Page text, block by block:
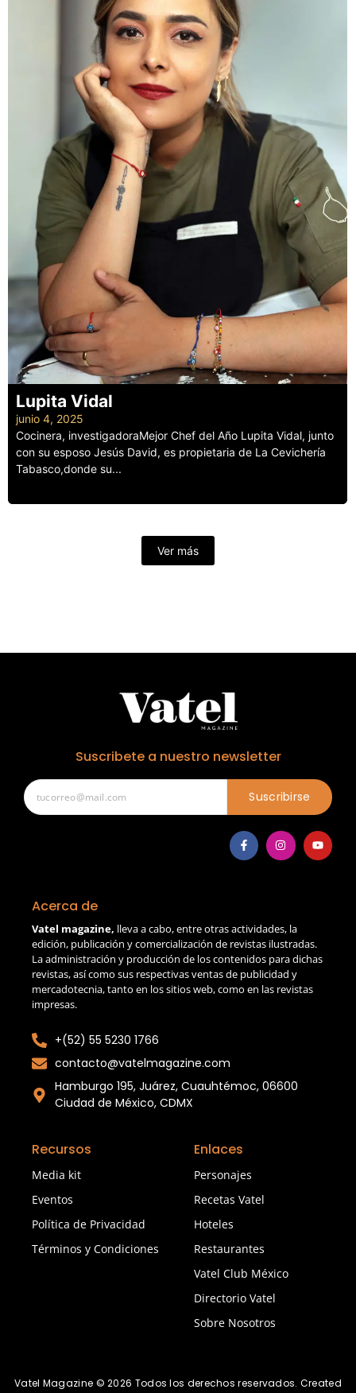
Lupita Vidal
junio 4, 2025
Cocinera, investigadoraMejor Chef del Año Lupita Vidal, junto
con su esposo Jesús David, es propietaria de La Cevichería
Tabasco,donde su...
Ver más
Suscribete a nuestro newsletter
Suscribirse
Acerca de
Vatel magazine, lleva a cabo, entre otras actividades, la
edición, publicación y comercialización de revistas ilustradas.
La administración y producción de los contenidos para dichas
revistas, así como sus respectivas ventas de publicidad y
mercadotecnia, tanto en los sitios web, como en las revistas
impresas.
+(52) 55 5230 1766
contacto@vatelmagazine.com
Hamburgo 195, Juárez, Cuauhtémoc, 06600
Ciudad de México, CDMX
Recursos
Media kit
Eventos
Política de Privacidad
Términos y Condiciones
Enlaces
Personajes
Recetas Vatel
Hoteles
Restaurantes
Vatel Club México
Directorio Vatel
Sobre Nosotros
Vatel Magazine © 2026 Todos los derechos reservados. Created